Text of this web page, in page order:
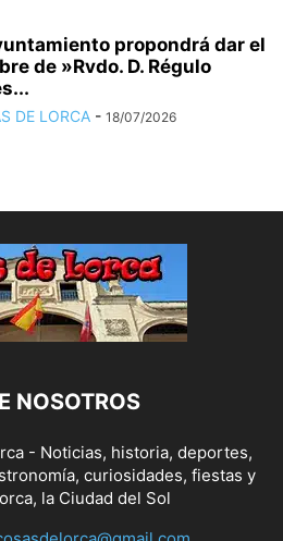
propondrá dar el
de »Rvdo. D. Régulo
DE LORCA - 18/07/2026
NOSOTROS
- Noticias, historia, deportes,
curiosidades, fiestas y
la Ciudad del Sol